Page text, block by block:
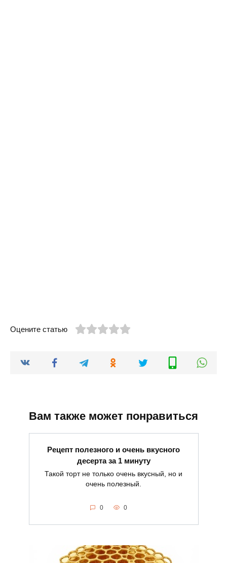
Оцените статью
Вам также может понравиться
Рецепт полезного и очень вкусного
десерта за 1 минуту
Такой торт не только очень вкусный, но и
очень полезный.
0 0